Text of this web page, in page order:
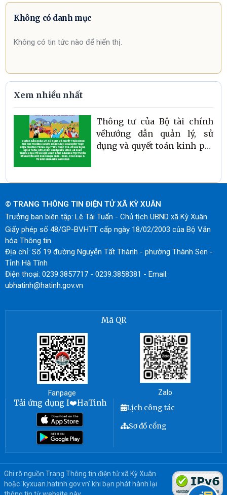
Không có danh mục
Không có tin tức nào để hiển thị.
Xem nhiều nhất
Thông tư của Bộ tài chính
vềhướng dẫn quản lý, sử
dụng và quyết toán kinh phí
trình mục tiêu quốc gia về
© TRANG THÔNG TIN ĐIỆN TỬ XÃ KỲ XUÂN
Trưởng ban biên tập: Lê Tài Tuấn - Chủ tịch UBND xã Kỳ Xuân
Giấy phép số 48/GP-BVHTT cấp ngày 18/02/2003 của Bộ Văn
hóa Thông tin.
Địa chỉ: Số 19 đường Nguyễn Tất Thành - phường Thành Sen -
Tỉnh Hà Tĩnh
Điện thoại: 0239.3857717 - 0239.3858381 - Email:
ubhatinh@hatinh.gov.vn
Mã QR
Fanpage Zalo
Tải ứng dụng I❤️HaTinh
Lịch công tác
Sơ đồ cổng
Ghi rõ nguồn Trang Thông tin điện tử xã Kỳ Xuân
hoặc 'kyxuan.hatinh.gov.vn' khi bạn phát hành lại